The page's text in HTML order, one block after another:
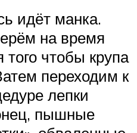
идёт манка.
на время
чтобы крупа
переходим к
лепки
пышные